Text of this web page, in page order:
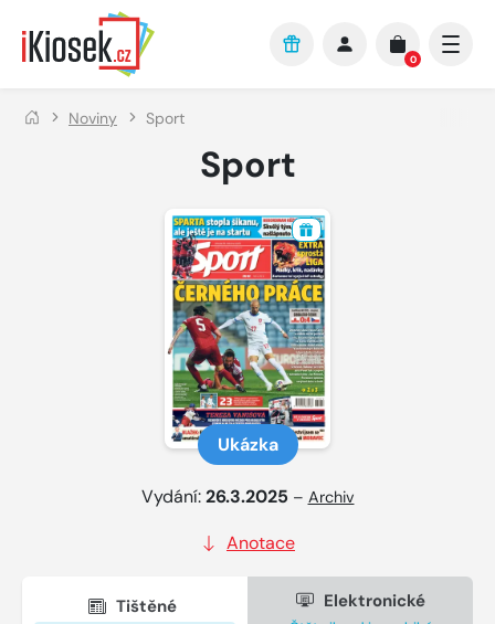
Přejít na hlavní obsah
0
Noviny Sport
Sport
Ukázka
Vydání:26.3.2025 – Archiv
Anotace
Tištěné Elektronické